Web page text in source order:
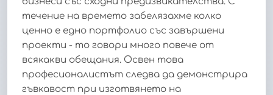
течение на времето забелязахме колко
ценно е едно портфолио със завършени
проекти - то говори много повече от
всякакви обещания. Освен това
професионалистът следва да демонстрира
гъвкавост при изготвянето на